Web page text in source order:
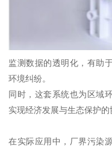
监测数据的透明化，有助
环境纠纷。
同时，这套系统也为区域
实现经济发展与生态保护的
在实际应用中，厂界污染